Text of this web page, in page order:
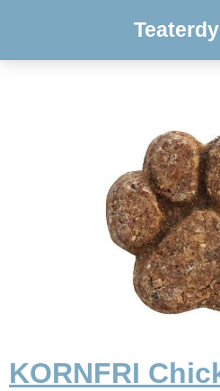
KORNFRI